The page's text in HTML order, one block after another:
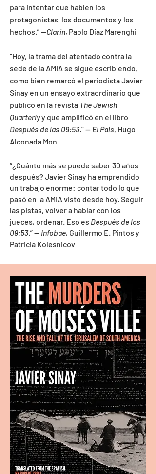
para intentar que hablen los
protagonistas, los documentos y los
hechos.” --Clarín, Pablo Díaz Marenghi
“Hoy, la trama del atentado contra la
sede de la AMIA se sigue escribiendo,
como bien remarcó el periodista Javier
Sinay en un ensayo extraordinario que
publicó en la revista The Jewish
Quarterlyy que amplificó en el libro
Después de las 09:53.” — El País, Hugo
Alconada Mon
“¿Cuánto más se puede saber 30 años
después? Javier Sinay ha emprendido
un trabajo enorme: contar todo lo que
pasó en la AMIA visto desde hoy. Seguir
las pistas, volver a hablar con los
jueces, ordenar. Eso es Después de las
09:53.”— Infobae, Guillermo E. Pintos y
Patricia Kolesnicov